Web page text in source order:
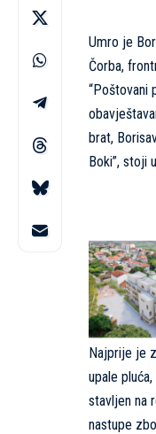
Umro je
Čorba,
“Poštovani
brat,
Boki”, stoji
Najprije je
upale
stavljen na
nastupe